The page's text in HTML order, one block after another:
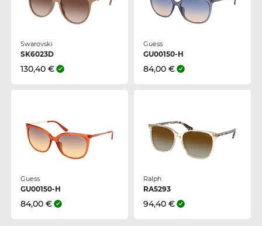
Swarovski
SK6023D
130,40 €
Guess
GU00150-H
84,00 €
Guess
GU00150-H
84,00 €
Ralph
RA5293
94,40 €